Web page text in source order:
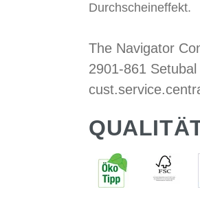
Durchscheineffekt.
The Navigator
2901-861 Setubal